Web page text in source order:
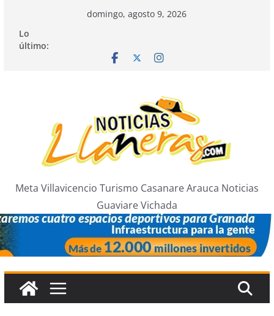
contenido
domingo, agosto 9, 2026
Lo
último:
Meta Villavicencio Turismo Casanare Arauca Noticias
Guaviare Vichada